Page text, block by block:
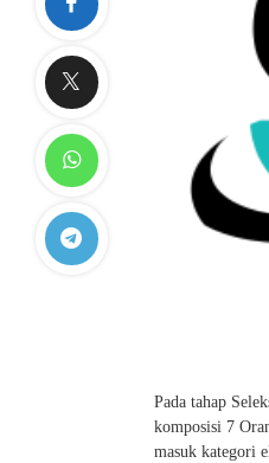
Pada tahap
komposisi 7
masuk kategori